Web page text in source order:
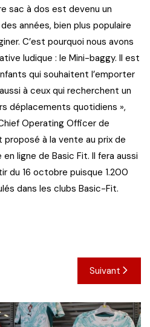
sac à dos est devenu un
années, bien plus populaire
C’est pourquoi nous avons
ludique : le Mini-baggy. Il est
qui souhaitent l’emporter
à ceux qui recherchent un
déplacements quotidiens »,
Operating Officer de
à la vente au prix de
ligne de Basic Fit. Il fera aussi
du 16 octobre puisque 1.200
dans les clubs Basic-Fit.
Suivant